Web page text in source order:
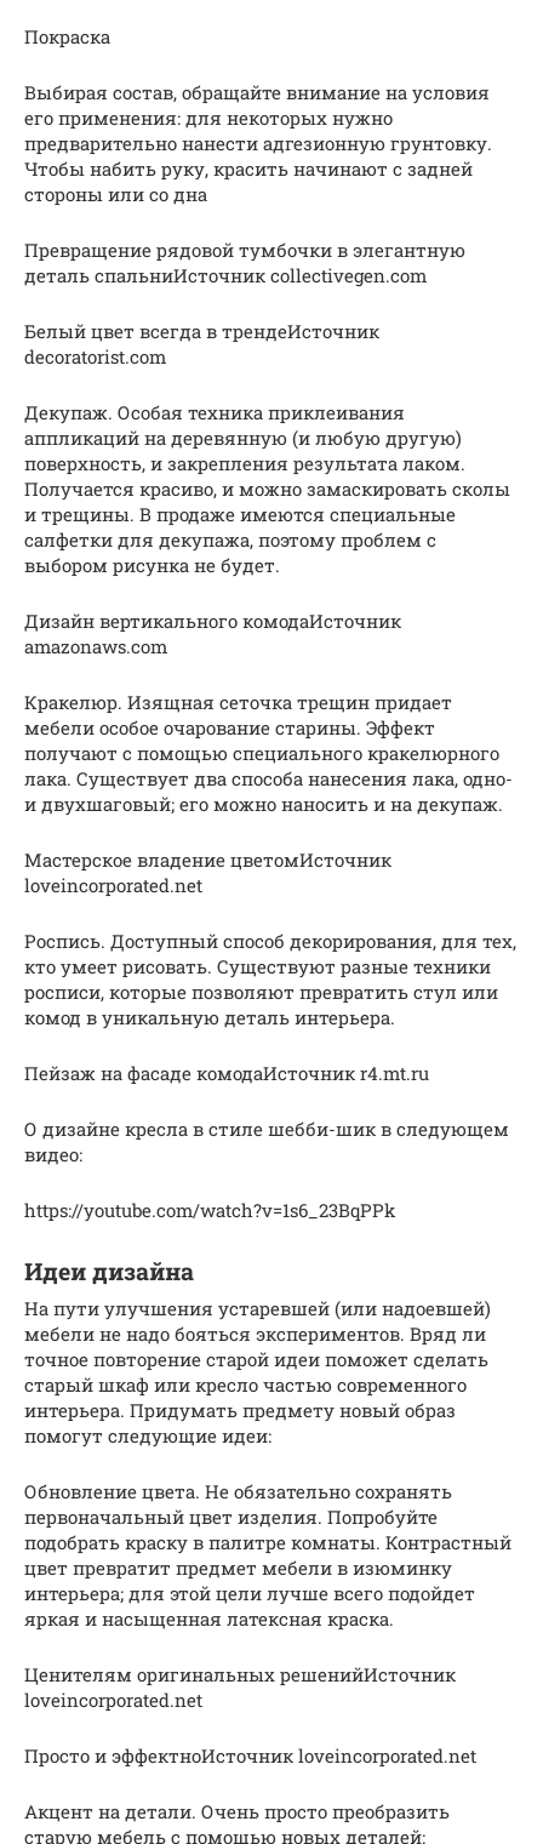
Покраска
Выбирая состав, обращайте внимание на условия
его применения: для некоторых нужно
предварительно нанести адгезионную грунтовку.
Чтобы набить руку, красить начинают с задней
стороны или со дна
Превращение рядовой тумбочки в элегантную
деталь спальниИсточник collectivegen.com
Белый цвет всегда в трендеИсточник
decoratorist.com
Декупаж. Особая техника приклеивания
аппликаций на деревянную (и любую другую)
поверхность, и закрепления результата лаком.
Получается красиво, и можно замаскировать сколы
и трещины. В продаже имеются специальные
салфетки для декупажа, поэтому проблем с
выбором рисунка не будет.
Дизайн вертикального комодаИсточник
amazonaws.com
Кракелюр. Изящная сеточка трещин придает
мебели особое очарование старины. Эффект
получают с помощью специального кракелюрного
лака. Существует два способа нанесения лака, одно-
и двухшаговый; его можно наносить и на декупаж.
Мастерское владение цветомИсточник
loveincorporated.net
Роспись. Доступный способ декорирования, для тех,
кто умеет рисовать. Существуют разные техники
росписи, которые позволяют превратить стул или
комод в уникальную деталь интерьера.
Пейзаж на фасаде комодаИсточник r4.mt.ru
О дизайне кресла в стиле шебби-шик в следующем
видео:
https://youtube.com/watch?v=1s6_23BqPPk
Идеи дизайна
На пути улучшения устаревшей (или надоевшей)
мебели не надо бояться экспериментов. Вряд ли
точное повторение старой идеи поможет сделать
старый шкаф или кресло частью современного
интерьера. Придумать предмету новый образ
помогут следующие идеи:
Обновление цвета. Не обязательно сохранять
первоначальный цвет изделия. Попробуйте
подобрать краску в палитре комнаты. Контрастный
цвет превратит предмет мебели в изюминку
интерьера; для этой цели лучше всего подойдет
яркая и насыщенная латексная краска.
Ценителям оригинальных решенийИсточник
loveincorporated.net
Просто и эффектноИсточник loveincorporated.net
Акцент на детали. Очень просто преобразить
старую мебель с помощью новых деталей: